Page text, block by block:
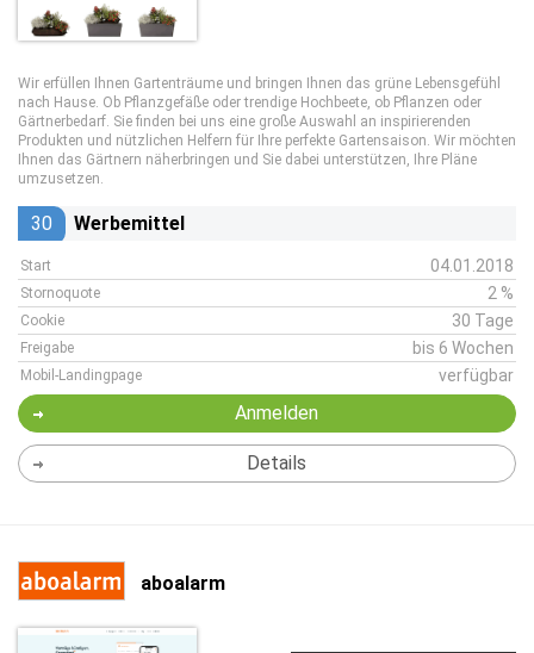
Wir erfüllen Ihnen Gartenträume und bringen Ihnen das grüne Lebensgefühl
nach Hause. Ob Pflanzgefäße oder trendige Hochbeete, ob Pflanzen oder
Gärtnerbedarf. Sie finden bei uns eine große Auswahl an inspirierenden
Produkten und nützlichen Helfern für Ihre perfekte Gartensaison. Wir möchten
Ihnen das Gärtnern näherbringen und Sie dabei unterstützen, Ihre Pläne
umzusetzen.
30 Werbemittel
Start 04.01.2018
Stornoquote 2 %
Cookie 30 Tage
Freigabe bis 6 Wochen
Mobil-Landingpage verfügbar
Anmelden
Details
aboalarm